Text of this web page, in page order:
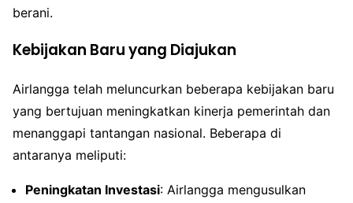
berani.
Kebijakan Baru yang Diajukan
Airlangga telah meluncurkan beberapa kebijakan baru
yang bertujuan meningkatkan kinerja pemerintah dan
menanggapi tantangan nasional. Beberapa di
antaranya meliputi:
Peningkatan Investasi: Airlangga mengusulkan